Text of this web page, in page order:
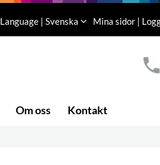
Language | Svenska Mina sidor |
Om oss Kontakt